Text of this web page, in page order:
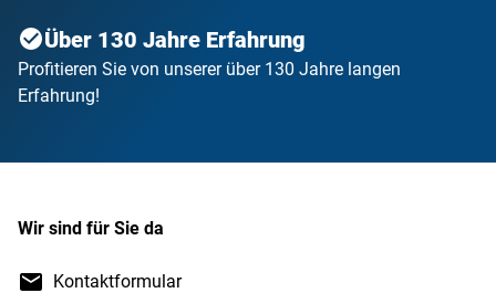
Über 130 Jahre Erfahrung
Profitieren Sie von unserer über 130 Jahre langen
Erfahrung!
Wir sind für Sie da
Kontaktformular